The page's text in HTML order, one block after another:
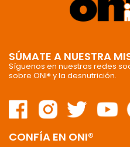
SÚMATE A NUESTRA
Síguenos en nuestras redes
sobre ONI® y la desnutrición.
CONFÍA EN ONI®